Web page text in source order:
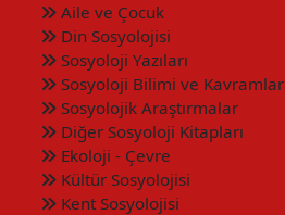
Aile ve Çocuk
Din Sosyolojisi
Sosyoloji Yazıları
Sosyoloji Bilimi ve Kavramlar
Sosyolojik Araştırmalar
Diğer Sosyoloji Kitapları
Ekoloji - Çevre
Kültür Sosyolojisi
Kent Sosyolojisi